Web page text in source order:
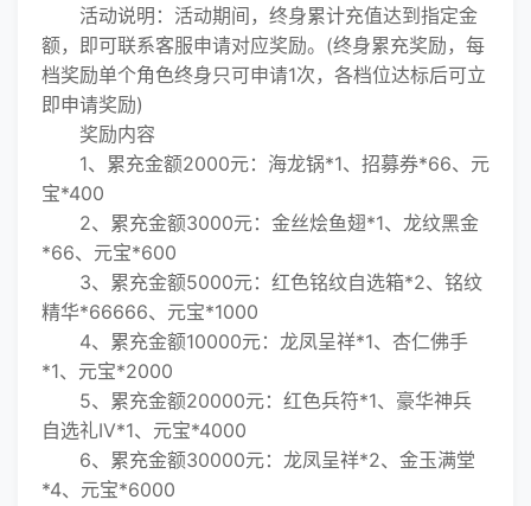
活动说明：活动期间，终身累计充值达到指定金
额，即可联系客服申请对应奖励。(终身累充奖励，每
档奖励单个角色终身只可申请1次，各档位达标后可立
即申请奖励)
奖励内容
1、累充金额2000元：海龙锅*1、招募券*66、元
宝*400
2、累充金额3000元：金丝烩鱼翅*1、龙纹黑金
*66、元宝*600
3、累充金额5000元：红色铭纹自选箱*2、铭纹
精华*66666、元宝*1000
4、累充金额10000元：龙凤呈祥*1、杏仁佛手
*1、元宝*2000
5、累充金额20000元：红色兵符*1、豪华神兵
自选礼IV*1、元宝*4000
6、累充金额30000元：龙凤呈祥*2、金玉满堂
*4、元宝*6000